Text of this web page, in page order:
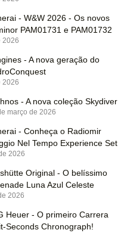
- W&W 2026 - Os novos
PAM01731 e PAM01732
2026
- A nova geração do
2026
- A nova coleção Skydiver
março de 2026
- Conheça o Radiomir
Nel Tempo Experience Set
2026
Original - O belíssimo
Luna Azul Celeste
2026
Heuer - O primeiro Carrera
Seconds Chronograph!